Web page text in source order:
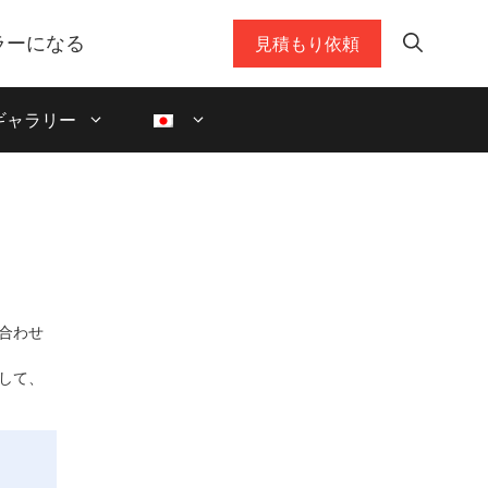
になる 見積もり依頼
ラリー
わせ
、